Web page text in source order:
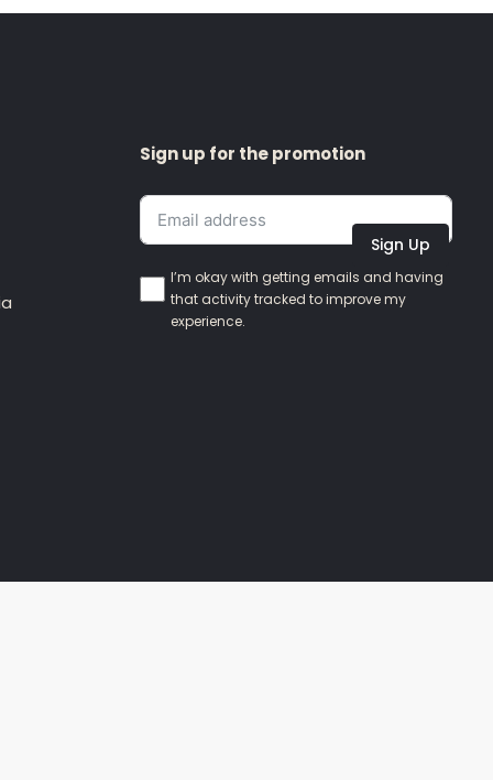
Sign up for the promotion
Sign Up
I’m okay with getting emails and having
that activity tracked to improve my
experience.